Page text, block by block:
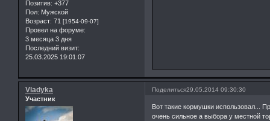
Позитив: +377
Пол: Мужской
Возраст: 71 [1954-09-07]
Провел на форуме:
3 месяца 3 дня
Последний визит:
25.03.2025 19:01:07
Поделиться29.05.2014 09:30:30
Vladyka
Участник
Вот такие кормушки использовал...
очень сильное а выбора у местной